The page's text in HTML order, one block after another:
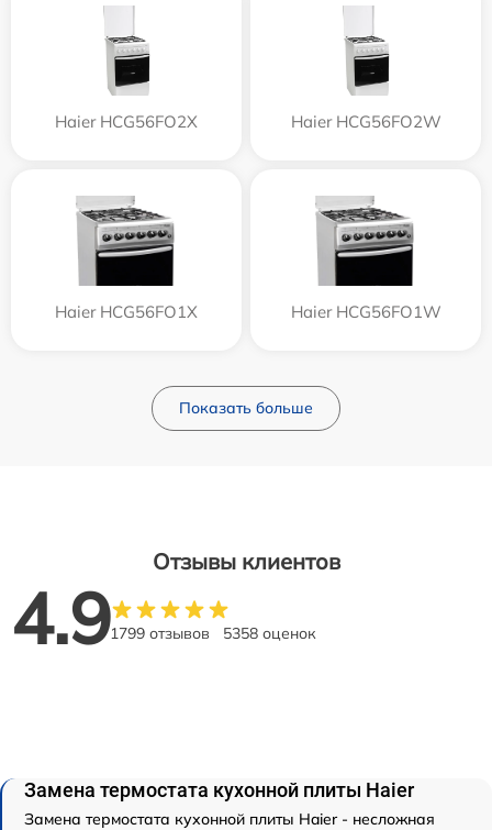
Haier HCG56FO2X Haier HCG56FO2W
Haier HCG56FO1X Haier HCG56FO1W
Показать больше
Отзывы клиентов
4.91799 отзывов 5358 оценок
Замена термостата кухонной плиты Haier
Замена термостата кухонной плиты Haier - несложная